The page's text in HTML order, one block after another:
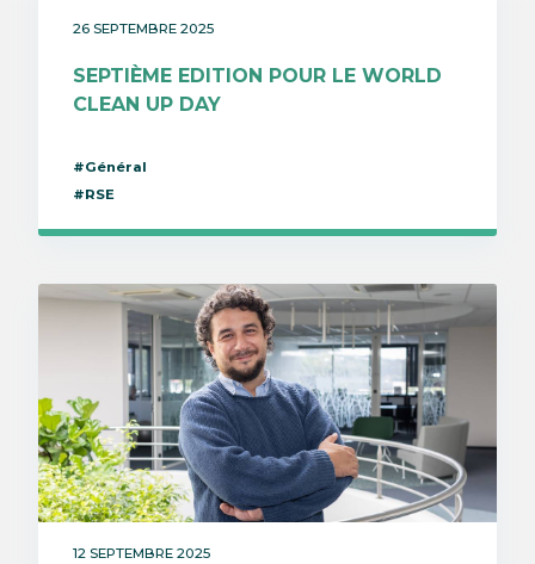
26 SEPTEMBRE 2025
SEPTIÈME EDITION POUR LE WORLD
CLEAN UP DAY
#Général
#RSE
12 SEPTEMBRE 2025